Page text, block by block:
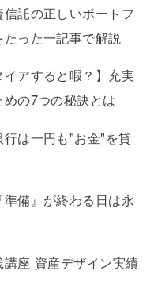
信託の正しいポートフ
った一記事で解説
イアすると暇？】充実
の7つの秘訣とは
行は一円も"お金"を貸
備』が終わる日は永
座 資産デザイン実績